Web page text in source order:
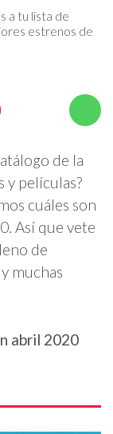
a tu lista de
estrenos de
de la
y películas?
cuáles son
Así que vete
de
muchas
abril 2020